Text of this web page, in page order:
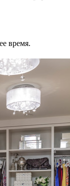
время.